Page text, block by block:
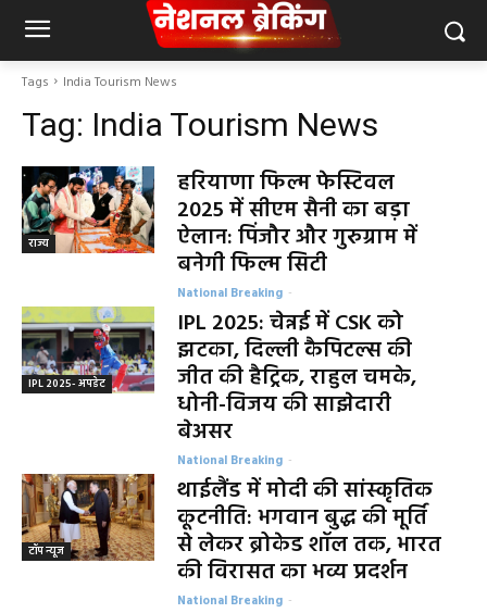
Tags India Tourism News
Tag: India Tourism News
राज्य
हरियाणा फिल्म फेस्टिवल
2025 में सीएम सैनी का बड़ा
ऐलान: पिंजौर और गुरुग्राम में
बनेगी फिल्म सिटी
National Breaking -
IPL 2025- अपडेट
IPL 2025: चेन्नई में CSK को
झटका, दिल्ली कैपिटल्स की
जीत की हैट्रिक, राहुल चमके,
धोनी-विजय की साझेदारी
बेअसर
National Breaking -
टॉप न्यूज
थाईलैंड में मोदी की सांस्कृतिक
कूटनीति: भगवान बुद्ध की मूर्ति
से लेकर ब्रोकेड शॉल तक, भारत
की विरासत का भव्य प्रदर्शन
National Breaking -